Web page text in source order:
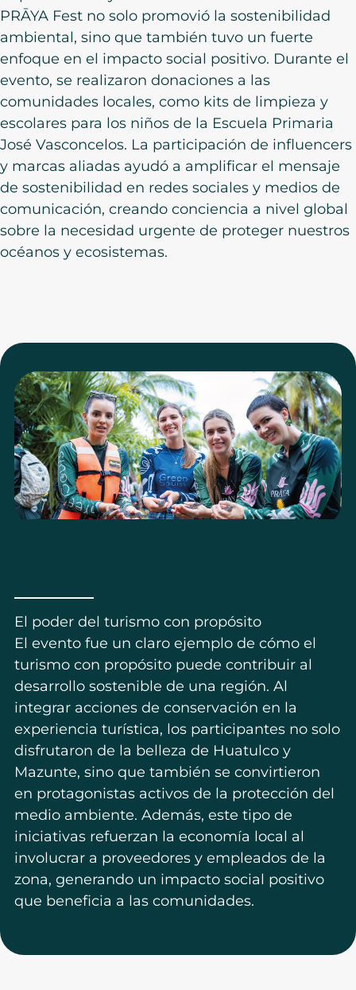
PRĀYA Fest no solo promovió la sostenibilidad
ambiental, sino que también tuvo un fuerte
enfoque en el impacto social positivo. Durante el
evento, se realizaron donaciones a las
comunidades locales, como kits de limpieza y
escolares para los niños de la Escuela Primaria
José Vasconcelos. La participación de influencers
y marcas aliadas ayudó a amplificar el mensaje
de sostenibilidad en redes sociales y medios de
comunicación, creando conciencia a nivel global
sobre la necesidad urgente de proteger nuestros
océanos y ecosistemas.
El poder del turismo con propósito
El evento fue un claro ejemplo de cómo el
turismo con propósito puede contribuir al
desarrollo sostenible de una región. Al
integrar acciones de conservación en la
experiencia turística, los participantes no solo
disfrutaron de la belleza de Huatulco y
Mazunte, sino que también se convirtieron
en protagonistas activos de la protección del
medio ambiente. Además, este tipo de
iniciativas refuerzan la economía local al
involucrar a proveedores y empleados de la
zona, generando un impacto social positivo
que beneficia a las comunidades.